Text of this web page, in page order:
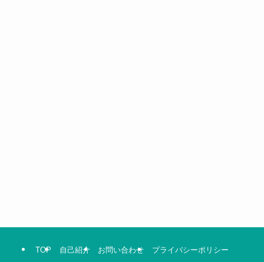
TOP 自己紹介 お問い合わせ プライバシーポリシー